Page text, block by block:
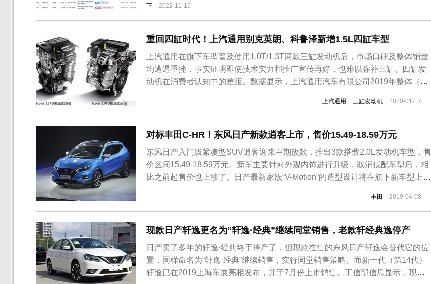
下
2022-11-16
重回四缸时代！上汽通用别克英朗、科鲁泽新增1.5L四缸车型
上汽通用在旗下车型普及使用1.0T/1.3T两款三缸发动机后，市场口碑及整体销量
均遭遇重挫，事实证明即使技术实力和推广宣传再好，也难以弥补三缸、四缸发
动机在消费者认知中的差距。数据显示，上汽通用汽车有限公司2019年整体（别
鲁泽是目前上汽通用紧凑型轿车中的主力车型，动力配置上只有1.0T/1.3T两款三
缸发动机在使用，为...
上汽通用 三缸发动机 2020-01-17
对标丰田C-HR！东风日产新款逍客上市，售价15.49-18.59万元
东风日产入门级紧凑型SUV逍客迎来中期改款，推出3款搭载2.0L发动机车型，售
价区间15.49-18.59万元。新车主要针对外观内饰进行升级，取消低配车型后，相
比之前起售价也上涨了。日产最新家族“V-Motion”的造型设计将在旗下新车型上得
铬成为日产新车最具辨识度的设计。整体轮廓变化不大， 尾灯组进行升级。内饰
方面也有针对性的...
丰田 2019-04-08
现款日产轩逸更名为“轩逸·经典”继续同堂销售，老款轩经典逸停产
日产卖了多年的轩逸·经典终于停产了，但现款在售的东风日产轩逸会替代它的位
置，同样命名为“轩逸·经典”继续销售，实行同堂销售策略。而新一代（第14代）
轩逸已在2019上海车展亮相发布，并于7月份上市销售。工信部信息显示，现款